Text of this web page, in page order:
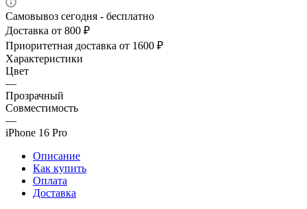
Самовывоз сегодня - бесплатно
Доставка от 800 ₽
Приоритетная доставка от 1600 ₽
Характеристики
Цвет
—
Прозрачный
Совместимость
—
iPhone 16 Pro
Описание
Как купить
Оплата
Доставка